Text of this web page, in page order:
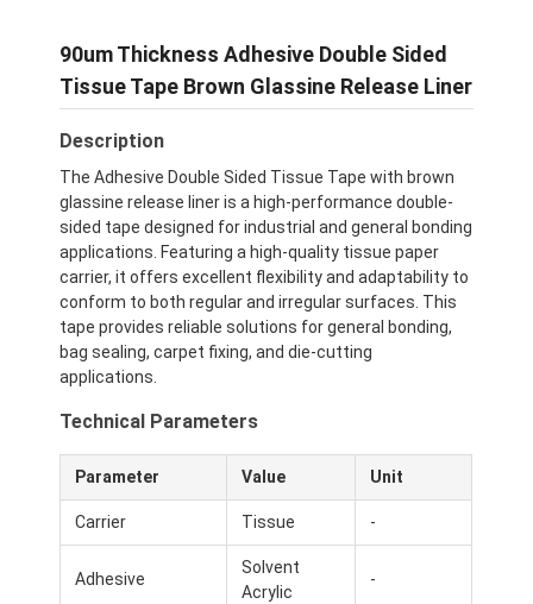
90um Thickness Adhesive Double Sided
Tissue Tape Brown Glassine Release Liner
Description
The Adhesive Double Sided Tissue Tape with brown
glassine release liner is a high-performance double-
sided tape designed for industrial and general bonding
applications. Featuring a high-quality tissue paper
carrier, it offers excellent flexibility and adaptability to
conform to both regular and irregular surfaces. This
tape provides reliable solutions for general bonding,
bag sealing, carpet fixing, and die-cutting
applications.
Technical Parameters
Parameter Value Unit
Carrier Tissue -
Adhesive
Solvent
Acrylic
-